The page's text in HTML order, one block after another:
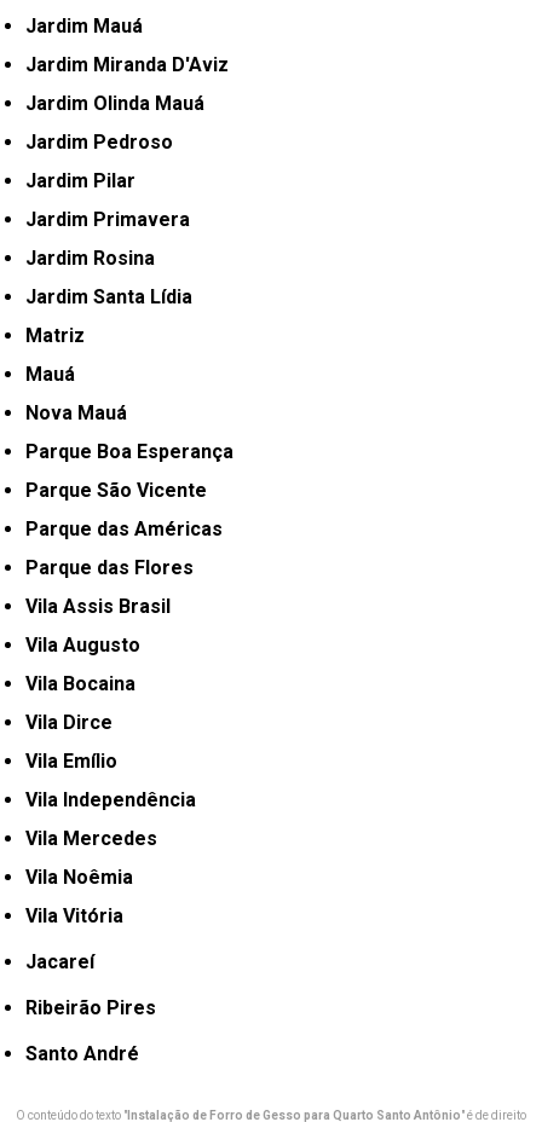
Jardim Mauá
Jardim Miranda D'Aviz
Jardim Olinda Mauá
Jardim Pedroso
Jardim Pilar
Jardim Primavera
Jardim Rosina
Jardim Santa Lídia
Matriz
Mauá
Nova Mauá
Parque Boa Esperança
Parque São Vicente
Parque das Américas
Parque das Flores
Vila Assis Brasil
Vila Augusto
Vila Bocaina
Vila Dirce
Vila Emílio
Vila Independência
Vila Mercedes
Vila Noêmia
Vila Vitória
Jacareí
Ribeirão Pires
Santo André
O conteúdo do texto " Instalação de Forro de Gesso para Quarto Santo Antônio" é de direito